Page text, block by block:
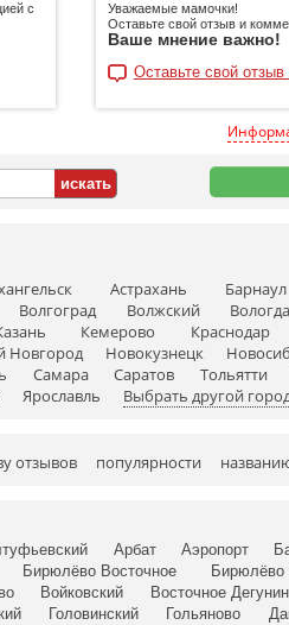
с
Уважаемые мамочки!
Оставьте свой отзыв и
Ваше мнение важно!
Оставьте свой
Астрахань Барнаул
Волгоград Волжский Вологда
Кемерово Краснодар
Новгород Новокузнецк
Самара Саратов Тольятти
Ярославль Выбрать другой
отзывов популярности
Арбат Аэропорт
Бирюлёво Восточное Бирюлёво
Войковский Восточное
Головинский Гольяново